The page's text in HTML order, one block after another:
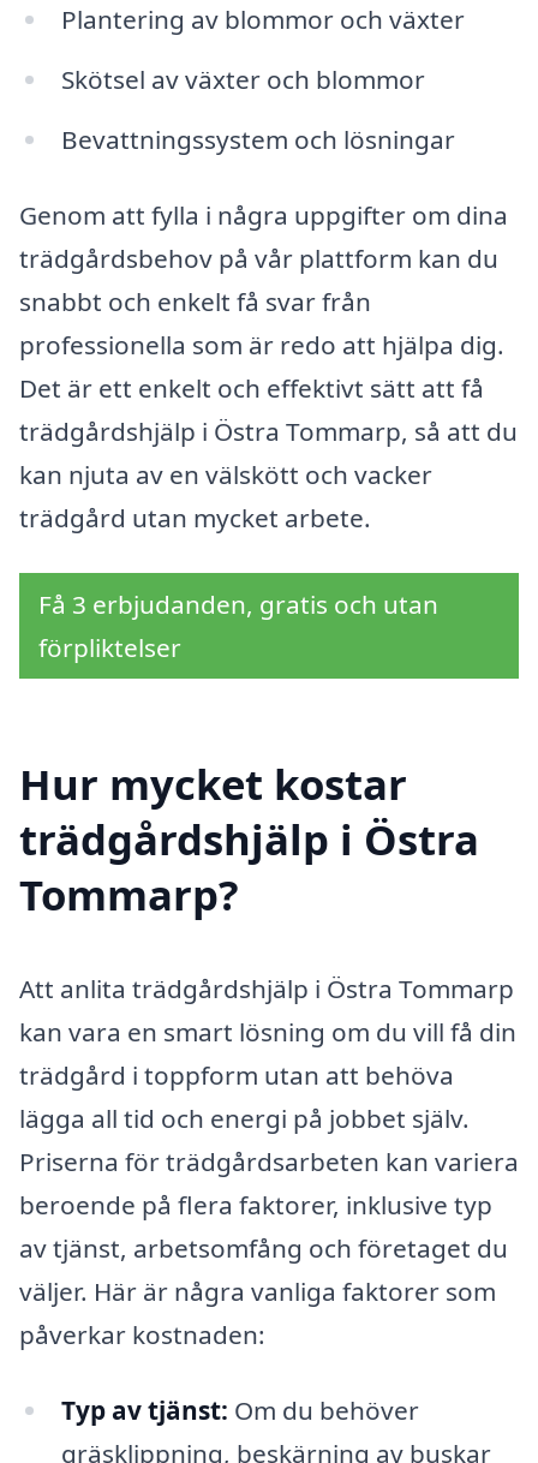
Plantering av blommor och växter
Skötsel av växter och blommor
Bevattningssystem och lösningar
Genom att fylla i några uppgifter om dina
trädgårdsbehov på vår plattform kan du
snabbt och enkelt få svar från
professionella som är redo att hjälpa dig.
Det är ett enkelt och effektivt sätt att få
trädgårdshjälp i Östra Tommarp, så att du
kan njuta av en välskött och vacker
trädgård utan mycket arbete.
Få 3 erbjudanden, gratis och utan
förpliktelser
Hur mycket kostar
trädgårdshjälp i Östra
Tommarp?
Att anlita trädgårdshjälp i Östra Tommarp
kan vara en smart lösning om du vill få din
trädgård i toppform utan att behöva
lägga all tid och energi på jobbet själv.
Priserna för trädgårdsarbeten kan variera
beroende på flera faktorer, inklusive typ
av tjänst, arbetsomfång och företaget du
väljer. Här är några vanliga faktorer som
påverkar kostnaden:
Typ av tjänst: Om du behöver
gräsklippning, beskärning av buskar